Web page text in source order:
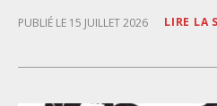
juridique des étrangers
PUBLIÉ LE 15 JUILLET 2026 LIRE LA